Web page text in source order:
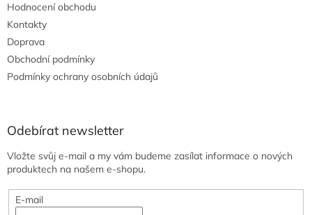
Hodnocení obchodu
Kontakty
Doprava
Obchodní podmínky
Podmínky ochrany osobních údajů
Odebírat newsletter
Vložte svůj e-mail a my vám budeme zasílat informace o nových
produktech na našem e-shopu.
E-mail